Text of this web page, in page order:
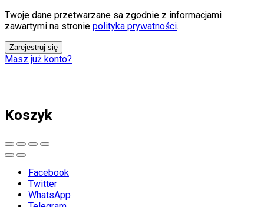
Twoje dane przetwarzane sa zgodnie z informacjami
zawartymi na stronie polityka prywatności.
Zarejestruj się
Masz już konto?
Koszyk
Facebook
Twitter
WhatsApp